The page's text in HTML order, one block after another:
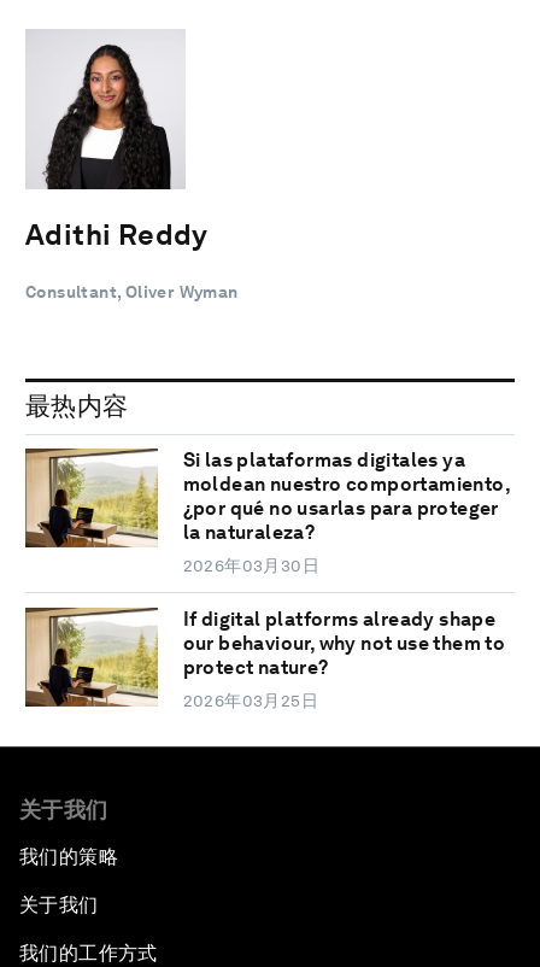
Adithi Reddy
Consultant, Oliver Wyman
最热内容
Si las plataformas digitales ya
moldean nuestro comportamiento,
¿por qué no usarlas para proteger
la naturaleza?
2026年03月30日
If digital platforms already shape
our behaviour, why not use them to
protect nature?
2026年03月25日
关于我们
我们的策略
关于我们
我们的工作方式